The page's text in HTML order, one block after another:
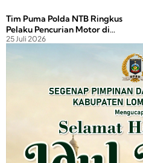
Tim Puma Polda NTB Ringkus
Pelaku Pencurian Motor di
Halaman Masjid
25 Juli 2026